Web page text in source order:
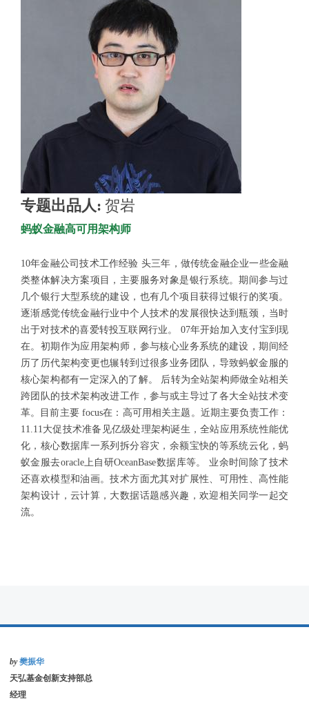
专题出品人: 贺岩
蚂蚁金融高可用架构师
10年金融公司技术工作经验 头三年，做传统金融企业一些金融
类整体解决方案项目，主要服务对象是银行系统。期间参与过
几个银行大型系统的建设，也有几个项目获得过银行的奖项。
逐渐感觉传统金融行业中个人技术的发展很快达到瓶颈，当时
出于对技术的喜爱转投互联网行业。 07年开始加入支付宝到现
在。初期作为应用架构师，参与核心业务系统的建设，期间经
历了历代架构变更也辗转到过很多业务团队，导致蚂蚁金服的
核心架构都有一定深入的了解。 后转为全站架构师做全站相关
跨团队的技术架构改进工作，参与或主导过了各大全站技术变
革。目前主要 focus在：高可用相关主题。近期主要负责工作：
11.11大促技术准备见亿级处理架构诞生，全站应用系统性能优
化，核心数据库一系列拆分容灾，余额宝快的等系统云化，蚂
蚁金服去oracle上自研OceanBase数据库等。 业余时间除了技术
还喜欢模型和油画。技术方面尤其对扩展性、可用性、高性能
架构设计，云计算，大数据话题感兴趣，欢迎相关同学一起交
流。
by 樊振华
天弘基金创新支持部总
经理